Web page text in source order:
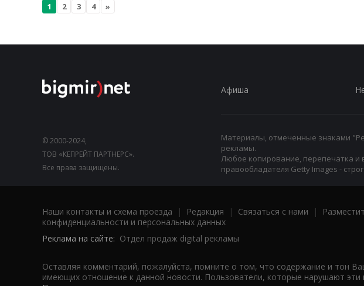
1 2 3 4 »
© 2000-2024,
ТОВ «КЕПРЕЙТ ПАРТНЕРС».
Все права защищены.
Афиша
Материалы, отмеченные знаками
рекламы.
Любое копирование, перепечатка и
правообладателя Getty Images -
Наши контакты и схема проезда | Редакция | Связаться с нами |
конфиденциальности и персональных данных
Реклама на сайте: Отдел продаж digital рекламы
Оставляя комментарий, пожалуйста, помните о том, что содержание и тон
имеющих отношение к данной новости. Пользователи, которые нарушают эти